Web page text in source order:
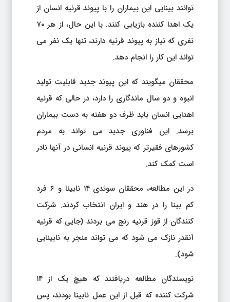
توانند بینایی این بیماران را با پیوند قرنیه انسان از
یک اهدا کننده بازیابی کنند. با این حال، از هر ۷۰
نفری که نیاز به پیوند قرنیه دارند، تنها یک نفر می
تواند این کار را انجام دهد.
محققان میگویند که این پیوند جدید قابلیت تولید
انبوه و دو سال ماندگاری را دارد، در حالی که قرنیه
اهدایی انسان باید ظرف دو هفته به دست بیماران
برسد. این فناوری جدید می تواند به مردم
کشورهای فقیرتر که پیوند قرنیه انسانی در آنها نادر
است کمک کند.
در این مطالعه، محققان سوئدی ۱۴ نابینا و ۶ فرد
کم بینا را در هند و ایران انتخاب کردند. شرکت
کنندگان از قوز قرنیه رنج می بردند (جایی که قرنیه
آنقدر نازک می شود که می تواند منجر به نابینایی
شود).
نویسندگان مطالعه دریافتند که هیچ یک از ۱۴
شرکت کننده که قبل از این عمل نابینا بودند، پس